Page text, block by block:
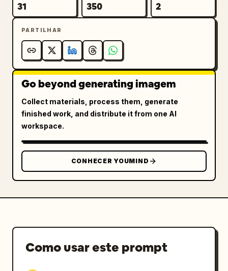
31 350 2
PARTILHAR
Go beyond generating imagem
Collect materials, process them, generate
finished work, and distribute it from one AI
workspace.
CONHECER YOUMIND
Como usar este prompt